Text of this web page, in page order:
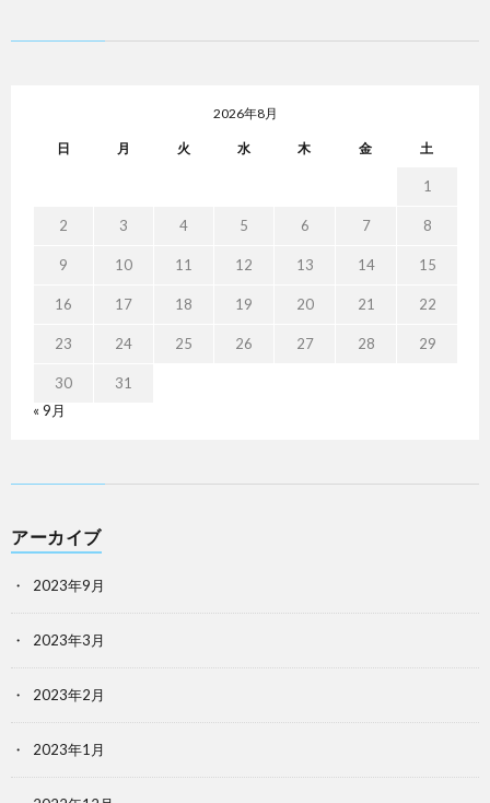
2026年8月
日 月 火 水 木 金 土
1
2 3 4 5 6 7 8
9 10 11 12 13 14 15
16 17 18 19 20 21 22
23 24 25 26 27 28 29
30
31
« 9月
アーカイブ
2023年9月
2023年3月
2023年2月
2023年1月